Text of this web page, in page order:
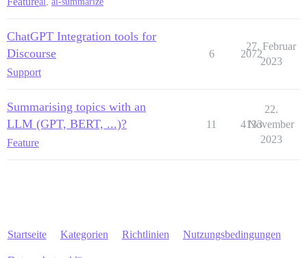
ChatGPT Integration tools for
Discourse
Support
6 2072
27. Februar
2023
Summarising topics with an
LLM (GPT, BERT, ...)?
Feature
11 4133
22.
November
2023
Startseite Kategorien Richtlinien Nutzungsbedingungen